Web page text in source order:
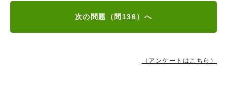
次の問題（問136）へ
（アンケートはこちら）